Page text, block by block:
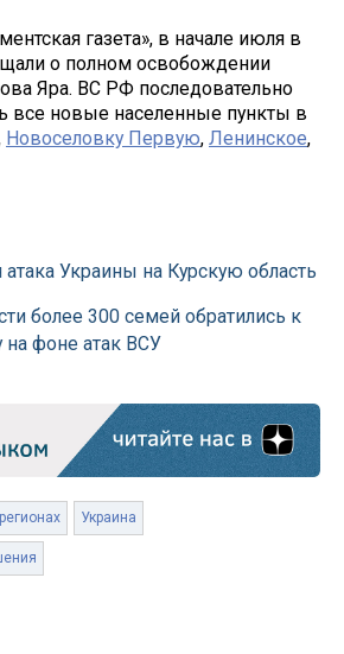
газета», в начале июля в
о полном освобождении
Яра. ВС РФ последовательно
все новые населенные пункты в
Новоселовку Первую, Ленинское,
атака Украины на Курскую область
более 300 семей обратились к
на фоне атак ВСУ
Украина